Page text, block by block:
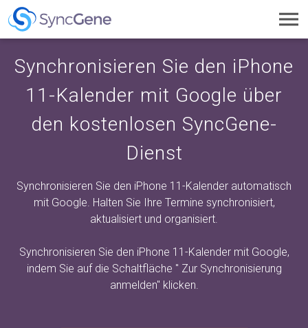
Synchronisieren Sie den iPhone
11-Kalender mit Google über
den kostenlosen SyncGene-
Dienst
Synchronisieren Sie den iPhone 11-Kalender automatisch
mit Google. Halten Sie Ihre Termine synchronisiert,
aktualisiert und organisiert.
Synchronisieren Sie den iPhone 11-Kalender mit Google,
indem Sie auf die Schaltfläche " Zur Synchronisierung
anmelden" klicken.